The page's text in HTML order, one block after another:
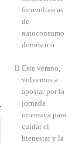
fotovoltaicas
de
autoconsumo
doméstico
Este verano,
volvemos a
apostar por la
jornada
intensiva para
cuidar el
bienestar y la